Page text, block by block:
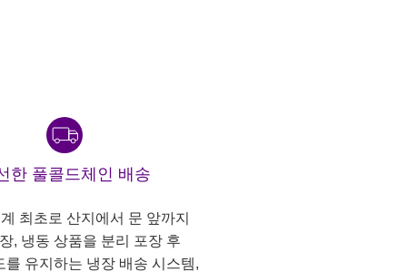
한 풀콜드체인 배송
최초로 산지에서 문 앞까지
, 냉동 상품을 분리 포장 후
를 유지하는 냉장 배송 시스템,